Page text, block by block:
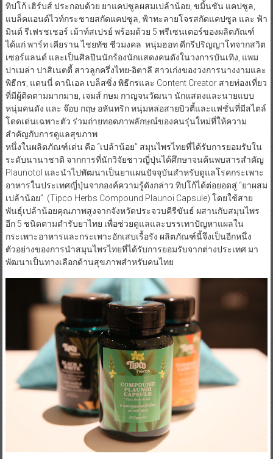
ทิปโก้ เฮิร์บส์ ประกอบด้วย ยาแคปซูลผสมเปล้าน้อย, ขมิ้นชัน แคปซูล,
แบล็คแอนด์ไวท์กระชายสกัดแคปซูล, ฟ้าทะลายโจรสกัดแคปซูล และ ฟ้า
มินต์ รีเฟรชเชอร์ เม้าท์สเปรย์ พร้อมด้วย 5 พรีเซนเตอร์ของผลิตภัณฑ์
ได้แก่ พาร์ท เคียราน ไชยทัช ชีวมงคล หนุ่มฮอท ดีกรีปริญญาโทจากสวิต
เซอร์แลนด์ และเป็นศิลปินนักร้องนักแสดงคนดังในวงการบันเทิง, แพม
ปาเมล่า ปาสิเนตตี้ สาวลูกครึ่งไทย-อิตาลี สาวเก่งของวงการนางงามและ
พิธีกร, แดนนี่ ดานิเอล เบล็สซิ่ง พิธีกรและ Content Creator สายท่องเที่ยว
ที่มีผู้ติดตามมากมาย, เจมส์ กษม กาญจนวัฒนา นักแสดงและนายแบบ
หนุ่มคนดัง และ จ๊อบ กฤษ อหันทริก หนุ่มหล่อสายบิวตี้และแฟชั่นที่มีสไตล์
โดดเด่นเฉพาะตัว ร่วมถ่ายทอดภาพลักษณ์ของคนรุ่นใหม่ที่ให้ความ
สำคัญกับการดูแลสุขภาพ
หนึ่งในผลิตภัณฑ์เด่น คือ “เปล้าน้อย” สมุนไพรไทยที่ได้รับการยอมรับใน
ระดับนานาชาติ จากการที่นักวิจัยชาวญี่ปุ่นได้ศึกษาจนค้นพบสารสำคัญ
Plaunotol และนำไปพัฒนาเป็นยาแผนปัจจุบันสำหรับดูแลโรคกระเพาะ
อาหารในประเทศญี่ปุ่นจากองค์ความรู้ดังกล่าว ทิปโก้ได้ต่อยอดสู่ “ยาผสม
เปล้าน้อย” (Tipco Herbs Compound Plaunoi Capsule) โดยใช้สาย
พันธุ์เปล้าน้อยคุณภาพสูงจากจังหวัดประจวบคีรีขันธ์ ผสานกับสมุนไพร
อีก 5 ชนิดตามตำรับยาไทย เพื่อช่วยดูแลและบรรเทาปัญหาแผลใน
กระเพาะอาหารและกระเพาะอักเสบเรื้อรัง ผลิตภัณฑ์นี้จึงเป็นอีกหนึ่ง
ตัวอย่างของการนำสมุนไพรไทยที่ได้รับการยอมรับจากต่างประเทศ มา
พัฒนาเป็นทางเลือกด้านสุขภาพสำหรับคนไทย